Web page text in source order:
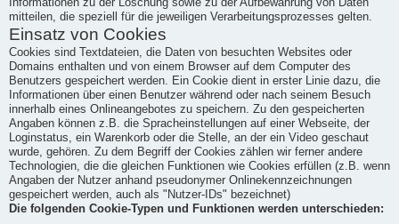
mitteilen, die speziell für die jeweiligen Verarbeitungsprozesses gelten.
Einsatz von Cookies
Cookies sind Textdateien, die Daten von besuchten Websites oder
Domains enthalten und von einem Browser auf dem Computer des
Benutzers gespeichert werden. Ein Cookie dient in erster Linie dazu, die
Informationen über einen Benutzer während oder nach seinem Besuch
innerhalb eines Onlineangebotes zu speichern. Zu den gespeicherten
Angaben können z.B. die Spracheinstellungen auf einer Webseite, der
Loginstatus, ein Warenkorb oder die Stelle, an der ein Video geschaut
wurde, gehören. Zu dem Begriff der Cookies zählen wir ferner andere
Technologien, die die gleichen Funktionen wie Cookies erfüllen (z.B. wenn
Angaben der Nutzer anhand pseudonymer Onlinekennzeichnungen
gespeichert werden, auch als "Nutzer-IDs" bezeichnet)
Die folgenden Cookie-Typen und Funktionen werden unterschieden: